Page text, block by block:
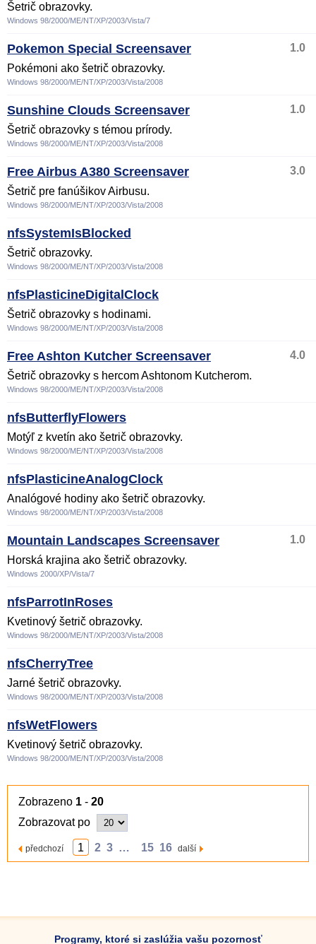
Šetrič obrazovky.
Windows 98/2000/ME/NT/XP/2003/Vista/7
Pokemon Special Screensaver
1.0
Pokémoni ako šetrič obrazovky.
Windows 98/2000/ME/NT/XP/2003/Vista/2008
Sunshine Clouds Screensaver
1.0
Šetrič obrazovky s témou prírody.
Windows 98/2000/ME/NT/XP/2003/Vista/2008
Free Airbus A380 Screensaver
3.0
Šetrič pre fanúšikov Airbusu.
Windows 98/2000/ME/NT/XP/2003/Vista/2008
nfsSystemIsBlocked
Šetrič obrazovky.
Windows 98/2000/ME/NT/XP/2003/Vista/2008
nfsPlasticineDigitalClock
Šetrič obrazovky s hodinami.
Windows 98/2000/ME/NT/XP/2003/Vista/2008
Free Ashton Kutcher Screensaver
4.0
Šetrič obrazovky s hercom Ashtonom Kutcherom.
Windows 98/2000/ME/NT/XP/2003/Vista/2008
nfsButterflyFlowers
Motýľ z kvetín ako šetrič obrazovky.
Windows 98/2000/ME/NT/XP/2003/Vista/2008
nfsPlasticineAnalogClock
Analógové hodiny ako šetrič obrazovky.
Windows 98/2000/ME/NT/XP/2003/Vista/2008
Mountain Landscapes Screensaver
1.0
Horská krajina ako šetrič obrazovky.
Windows 2000/XP/Vista/7
nfsParrotInRoses
Kvetinový šetrič obrazovky.
Windows 98/2000/ME/NT/XP/2003/Vista/2008
nfsCherryTree
Jarné šetrič obrazovky.
Windows 98/2000/ME/NT/XP/2003/Vista/2008
nfsWetFlowers
Kvetinový šetrič obrazovky.
Windows 98/2000/ME/NT/XP/2003/Vista/2008
Zobrazeno 1 - 20
Zobrazovat po
předchozí 1 2 3 … 15 16 další
Programy, ktoré si zaslúžia vašu pozornosť